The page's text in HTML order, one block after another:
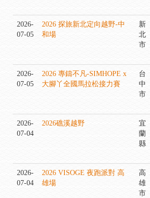
2026-
07-05
2026 探旅新北定向越野-中
和場
新
北
市
2026-
07-05
2026 專鑄不凡-SIMHOPE x
大腳丫全國馬拉松接力賽
台
中
市
2026-
07-04
2026礁溪越野
宜
蘭
縣
2026-
07-04
2026 VISOGE 夜跑派對 高
雄場
高
雄
市